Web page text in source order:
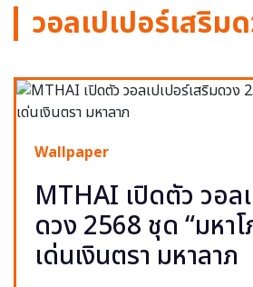
วอลเปเปอร์เสริม
Wallpaper
MTHAI เปิดตัว วอล
ดวง 2568 ชุด “มหา
เด่นเงินตรา มหาลาภ